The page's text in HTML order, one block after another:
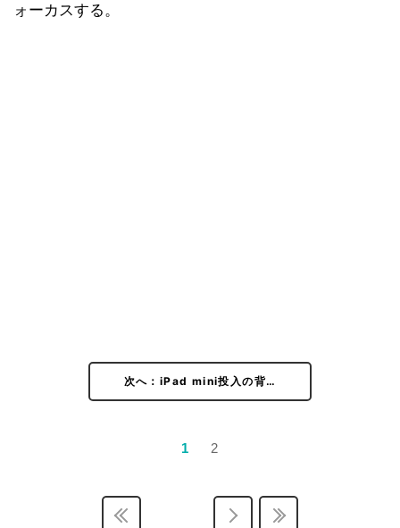
ォーカスする。
次へ：iPad mini投入の背…
1 2